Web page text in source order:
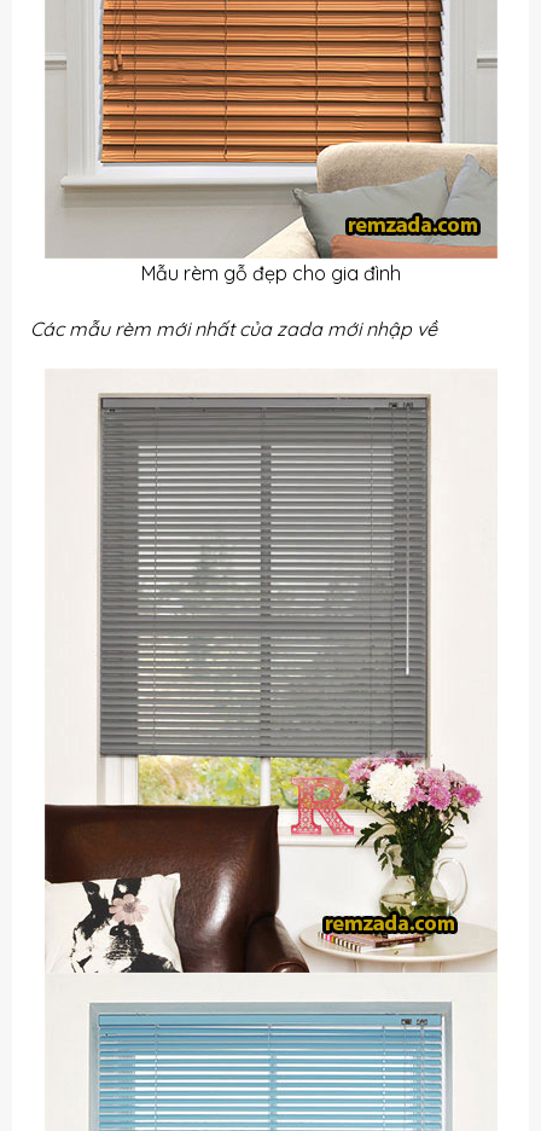
Mẫu rèm gỗ đẹp cho gia đình
Các mẫu rèm mới nhất của zada mới nhập về